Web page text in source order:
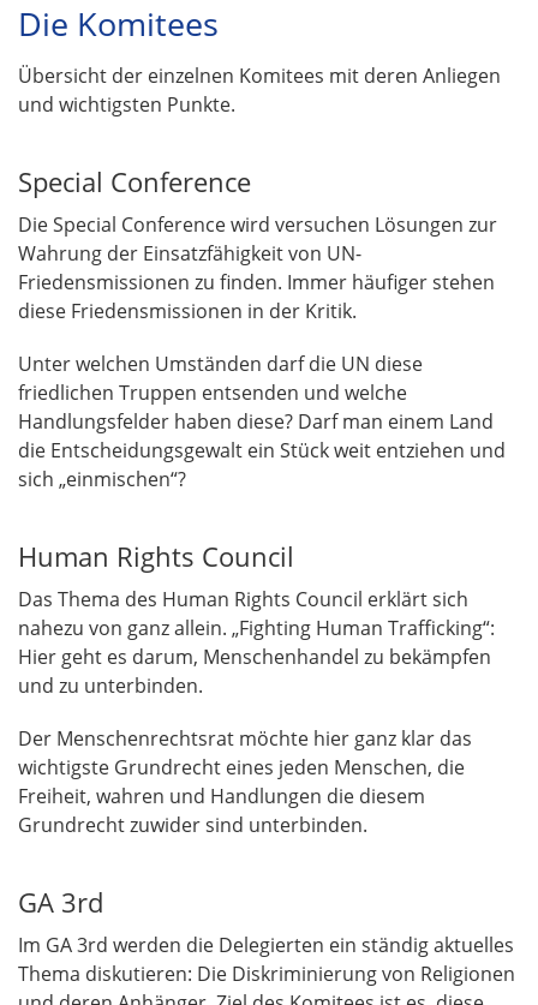
Die Komitees
Übersicht der einzelnen Komitees mit deren Anliegen
und wichtigsten Punkte.
Special Conference
Die Special Conference wird versuchen Lösungen zur
Wahrung der Einsatzfähigkeit von UN-
Friedensmissionen zu finden. Immer häufiger stehen
diese Friedensmissionen in der Kritik.
Unter welchen Umständen darf die UN diese
friedlichen Truppen entsenden und welche
Handlungsfelder haben diese? Darf man einem Land
die Entscheidungsgewalt ein Stück weit entziehen und
sich „einmischen“?
Human Rights Council
Das Thema des Human Rights Council erklärt sich
nahezu von ganz allein. „Fighting Human Trafficking“:
Hier geht es darum, Menschenhandel zu bekämpfen
und zu unterbinden.
Der Menschenrechtsrat möchte hier ganz klar das
wichtigste Grundrecht eines jeden Menschen, die
Freiheit, wahren und Handlungen die diesem
Grundrecht zuwider sind unterbinden.
GA 3rd
Im GA 3rd werden die Delegierten ein ständig aktuelles
Thema diskutieren: Die Diskriminierung von Religionen